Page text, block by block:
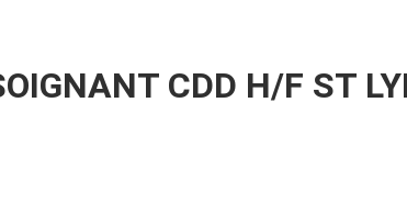
CDD H/F ST